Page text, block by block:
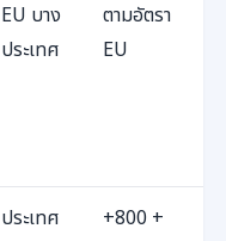
EU บาง
ประเทศ
ตามอัตรา
EU
ประเทศ
+800 +